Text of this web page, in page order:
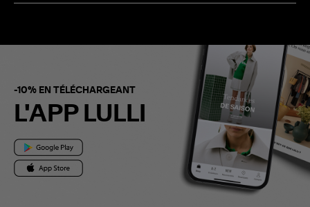
-10% EN TÉLÉCHARGEANT
L'APP LULLI